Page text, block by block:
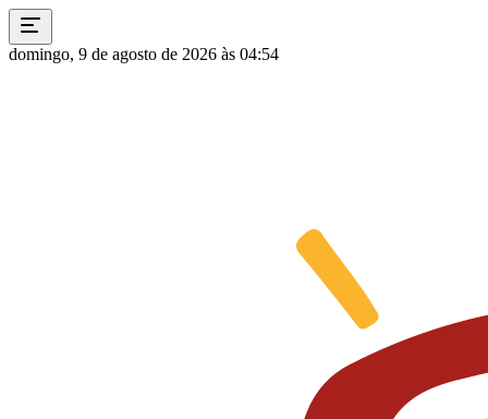
domingo, 9 de agosto de 2026 às 04:54